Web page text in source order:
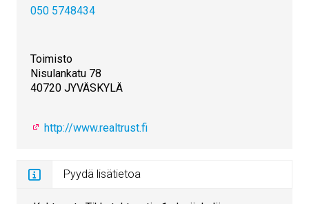
050 5748434
Toimisto
Nisulankatu 78
40720 JYVÄSKYLÄ
http://www.realtrust.fi
Pyydä lisätietoa